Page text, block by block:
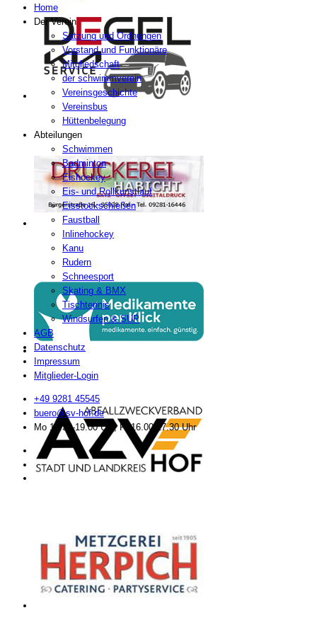
Home
Der Verein
Satzung und Ordnungen
Vorstand und Funktionäre
Mitgliedschaft
der schwimmverein
Vereinsgeschichte
Vereinsbus
Hüttenbelegung
Abteilungen
Schwimmen
Badminton
Eishockey
Eis- und Rollkunstlauf
Eisstockschießen
Faustball
Inlinehockey
Kanu
Rudern
Schneesport
Skating & BMX
Tischtennis
Windsurfen & SUP
AGB
Datenschutz
Impressum
Mitglieder-Login
+49 9281 45545
buero@sv-hof.de
Mo 17.30-19.00 Uhr, Fr 16.00-17.30 Uhr